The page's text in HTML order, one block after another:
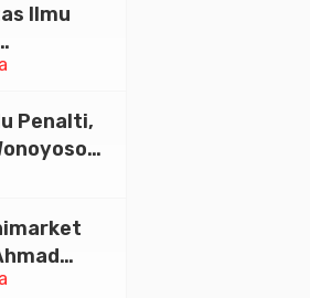
Ilmu
Penalti,
PMI Jadi